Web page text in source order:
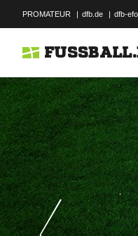
PROMATEUR | dfb.de | dfb-